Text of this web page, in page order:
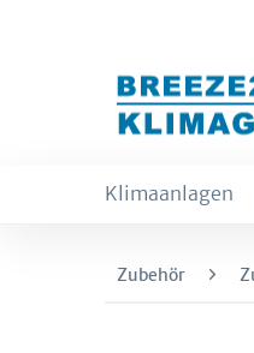
Klimaanlagen
Zubehör